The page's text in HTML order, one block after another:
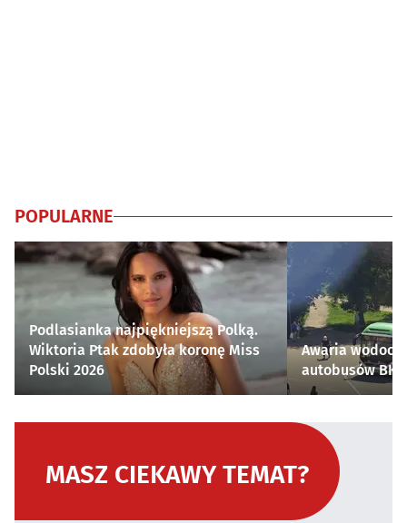
POPULARNE
Podlasianka najpiękniejszą Polką.
Wiktoria Ptak zdobyła koronę Miss
Polski 2026
Awaria
autobusów
MASZ CIEKAWY TEMAT?